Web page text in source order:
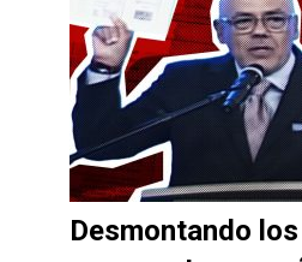
Desmontando